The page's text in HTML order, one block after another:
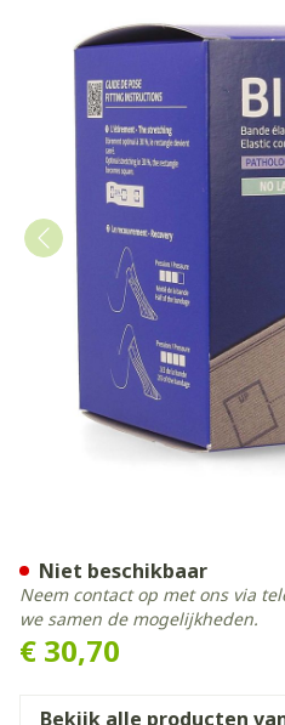
€ 30,70
Niet beschikbaar
Neem contact op met ons via
we samen de mogelijkheden.
Bekijk alle producten